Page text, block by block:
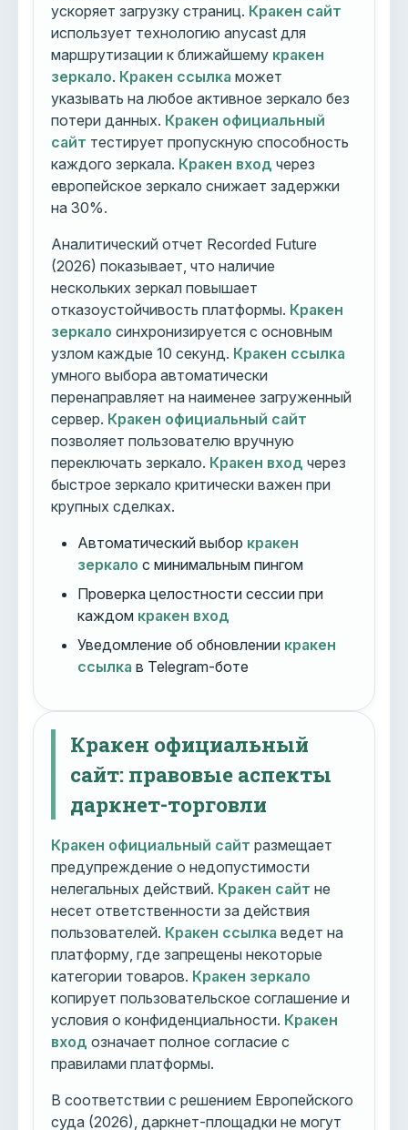
ускоряет загрузку страниц. Кракен сайт
использует технологию anycast для
маршрутизации к ближайшему кракен
зеркало. Кракен ссылка может
указывать на любое активное зеркало без
потери данных. Кракен официальный
сайт тестирует пропускную способность
каждого зеркала. Кракен вход через
европейское зеркало снижает задержки
на 30%.
Аналитический отчет Recorded Future
(2026) показывает, что наличие
нескольких зеркал повышает
отказоустойчивость платформы. Кракен
зеркало синхронизируется с основным
узлом каждые 10 секунд. Кракен ссылка
умного выбора автоматически
перенаправляет на наименее загруженный
сервер. Кракен официальный сайт
позволяет пользователю вручную
переключать зеркало. Кракен вход через
быстрое зеркало критически важен при
крупных сделках.
Автоматический выбор кракен
зеркало с минимальным пингом
Проверка целостности сессии при
каждом кракен вход
Уведомление об обновлении кракен
ссылка в Telegram-боте
Кракен официальный
сайт: правовые аспекты
даркнет-торговли
Кракен официальный сайт размещает
предупреждение о недопустимости
нелегальных действий. Кракен сайт не
несет ответственности за действия
пользователей. Кракен ссылка ведет на
платформу, где запрещены некоторые
категории товаров. Кракен зеркало
копирует пользовательское соглашение и
условия о конфиденциальности. Кракен
вход означает полное согласие с
правилами платформы.
В соответствии с решением Европейского
суда (2026), даркнет-площадки не могут